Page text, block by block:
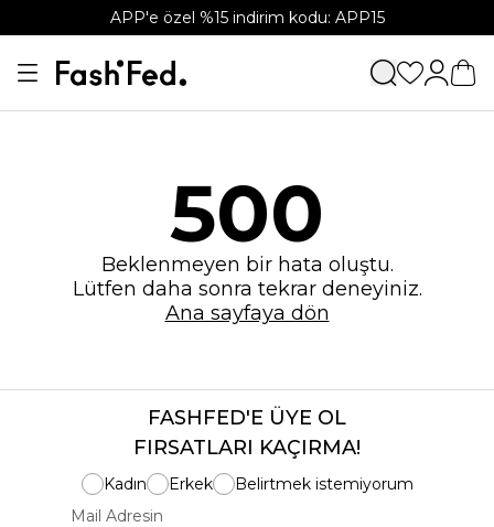
APP'e özel %15 indirim kodu: APP15
500
Beklenmeyen bir hata oluştu.
Lütfen daha sonra tekrar deneyiniz.
Ana sayfaya dön
FASHFED'E ÜYE OL
FIRSATLARI KAÇIRMA!
Kadın Erkek
Belirtmek istemiyorum
Mail Adresin